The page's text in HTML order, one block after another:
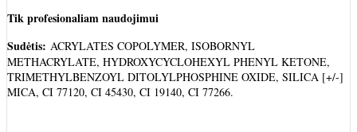
Tik profesionaliam naudojimui
Sudėtis: ACRYLATES COPOLYMER, ISOBORNYL
METHACRYLATE, HYDROXYCYCLOHEXYL PHENYL KETONE,
TRIMETHYLBENZOYL DITOLYLPHOSPHINE OXIDE, SILICA [+/-]
MICA, CI 77120, CI 45430, CI 19140, CI 77266.